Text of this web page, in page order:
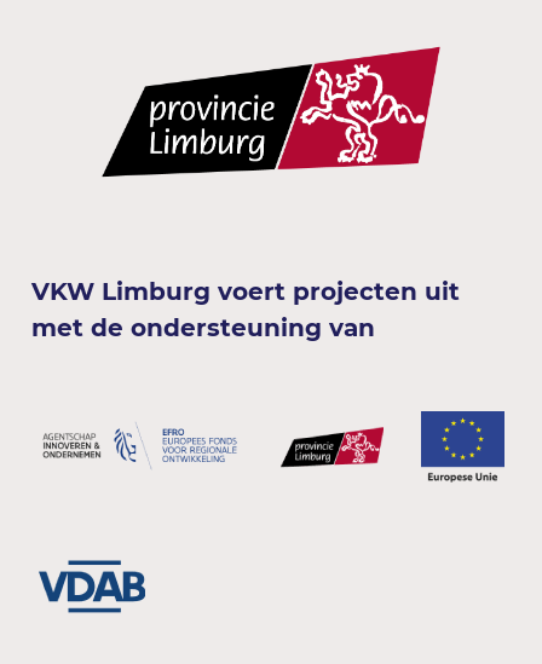
VKW Limburg voert projecten uit
met de ondersteuning van